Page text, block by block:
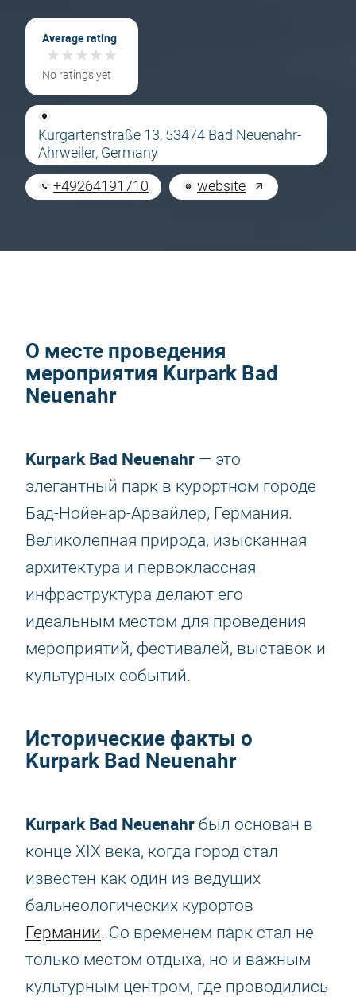
Average rating
★★★★★
★★★★★
No ratings yet
Kurgartenstraße 13, 53474 Bad Neuenahr-
Ahrweiler, Germany
+49264191710
website
О месте проведения
мероприятия Kurpark Bad
Neuenahr
Kurpark Bad Neuenahr — это
элегантный парк в курортном городе
Бад-Нойенар-Арвайлер, Германия.
Великолепная природа, изысканная
архитектура и первоклассная
инфраструктура делают его
идеальным местом для проведения
мероприятий, фестивалей, выставок и
культурных событий.
Исторические факты о
Kurpark Bad Neuenahr
Kurpark Bad Neuenahr был основан в
конце XIX века, когда город стал
известен как один из ведущих
бальнеологических курортов
Германии. Со временем парк стал не
только местом отдыха, но и важным
культурным центром, где проводились